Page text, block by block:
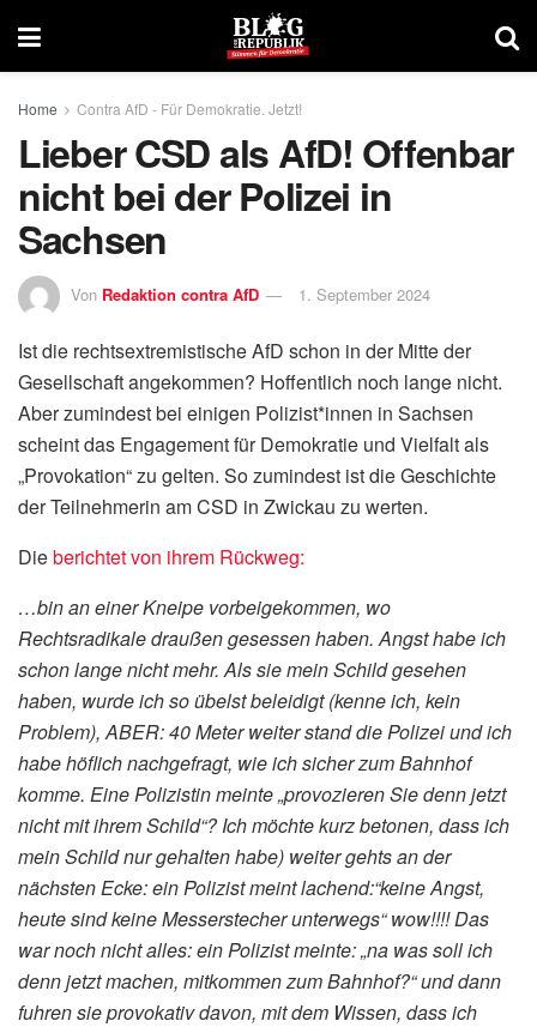
Home Contra AfD - Für Demokratie. Jetzt!
Lieber CSD als AfD! Offenbar
nicht bei der Polizei in
Sachsen
Von Redaktion contra AfD 1. September 2024
Ist die rechtsextremistische AfD schon in der Mitte der
Gesellschaft angekommen? Hoffentlich noch lange nicht.
Aber zumindest bei einigen Polizist*innen in Sachsen
scheint das Engagement für Demokratie und Vielfalt als
„Provokation“ zu gelten. So zumindest ist die Geschichte
der Teilnehmerin am CSD in Zwickau zu werten.
Dieberichtet von ihrem Rückweg:
…bin an einer Kneipe vorbeigekommen, wo
Rechtsradikale draußen gesessen haben. Angst habe ich
schon lange nicht mehr. Als sie mein Schild gesehen
haben, wurde ich so übelst beleidigt (kenne ich, kein
Problem), ABER: 40 Meter weiter stand die Polizei und ich
habe höflich nachgefragt, wie ich sicher zum Bahnhof
komme. Eine Polizistin meinte „provozieren Sie denn jetzt
nicht mit ihrem Schild“? Ich möchte kurz betonen, dass ich
mein Schild nur gehalten habe) weiter gehts an der
nächsten Ecke: ein Polizist meint lachend:“keine Angst,
heute sind keine Messerstecher unterwegs“ wow!!!! Das
war noch nicht alles: ein Polizist meinte: „na was soll ich
denn jetzt machen, mitkommen zum Bahnhof?“ und dann
fuhren sie provokativ davon, mit dem Wissen, dass ich